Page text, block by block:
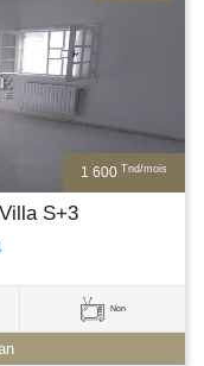
1 600 Tnd/mois
S+3
Non